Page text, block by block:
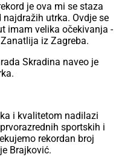
je ova mi se staza
utrka. Ovdje se
imam velika očekivanja -
iz Zagreba.
Skradina naveo je
i kvalitetom nadilazi
sportskih i
rekordan broj
Brajković.